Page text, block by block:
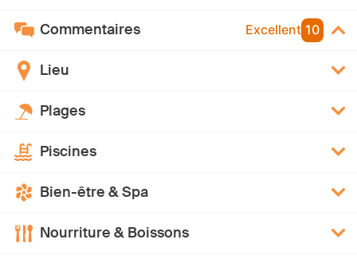
Commentaires Excellent 10
Lieu
Plages
Piscines
Bien-être & Spa
Nourriture & Boissons